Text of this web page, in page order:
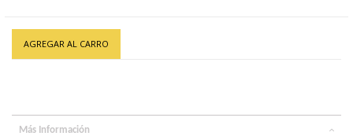
AGREGAR AL CARRO
Más Información